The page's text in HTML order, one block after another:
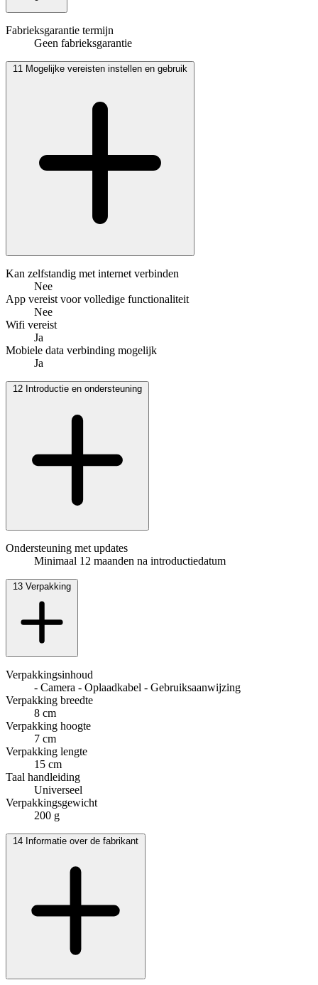
Fabrieksgarantie termijn
Geen fabrieksgarantie
11 Mogelijke vereisten instellen en gebruik
Kan zelfstandig met internet verbinden
Nee
App vereist voor volledige functionaliteit
Nee
Wifi vereist
Ja
Mobiele data verbinding mogelijk
Ja
12 Introductie en ondersteuning
Ondersteuning met updates
Minimaal 12 maanden na introductiedatum
13 Verpakking
Verpakkingsinhoud
- Camera - Oplaadkabel - Gebruiksaanwijzing
Verpakking breedte
8 cm
Verpakking hoogte
7 cm
Verpakking lengte
15 cm
Taal handleiding
Universeel
Verpakkingsgewicht
200 g
14 Informatie over de fabrikant